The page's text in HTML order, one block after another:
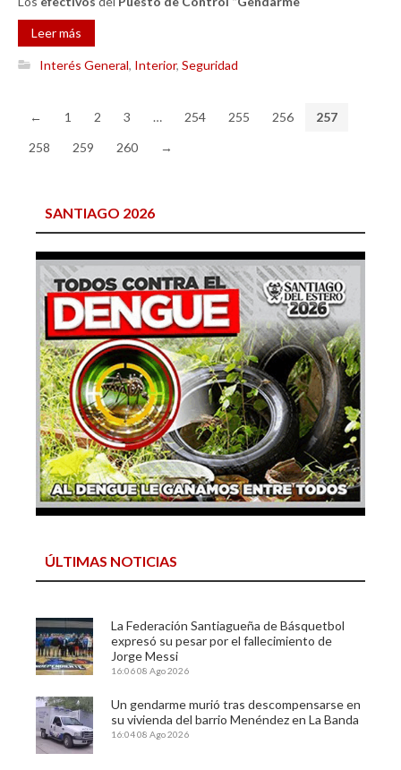
Leer más
Interés General, Interior, Seguridad
← 1 2 3 … 254 255 256
257
258
259 260 →
SANTIAGO 2026
ÚLTIMAS NOTICIAS
La Federación Santiagueña de Básquetbol
expresó su pesar por el fallecimiento de
Jorge Messi
16:0608 Ago 2026
Un gendarme murió tras descompensarse en
su vivienda del barrio Menéndez en La Banda
16:0408 Ago 2026